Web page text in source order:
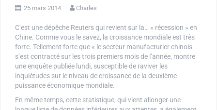
25 mars 2014 Charles
C’est une dépêche Reuters qui revient sur la… « récession » en
Chine. Comme vous le savez, la croissance mondiale est très
forte. Tellement forte que « le secteur manufacturier chinois
s’est contracté sur les trois premiers mois de l’année, montre
une enquête publiée lundi, susceptible de raviver les
inquiétudes sur le niveau de croissance de la deuxième
puissance économique mondiale.
En même temps, cette statistique, qui vient allonger une